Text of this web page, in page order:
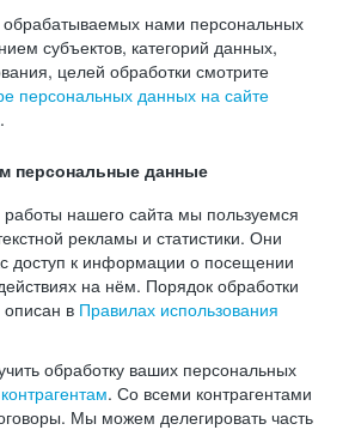
нами персональных
субъектов, категорий данных,
целей обработки смотрите
персональных данных на сайте
.
персональные данные
нашего сайта мы пользуемся
рекламы и статистики. Они
доступ к информации о посещении
на нём. Порядок обработки
описан в Правилах использования
обработку ваших персональных
. Со всеми контрагентами
Мы можем делегировать часть